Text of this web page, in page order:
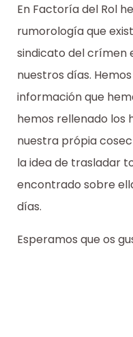
En Factoría del Rol
rumorología que
sindicato del crímen
nuestros días.
información que
hemos rellenado los
nuestra própia
la idea de trasladar
encontrado sobre
días.
Esperamos que os